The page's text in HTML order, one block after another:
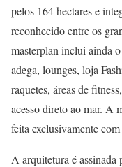
pelos 164 hectares e
reconhecido entre os
masterplan inclui ainda o
adega, lounges, loja
raquetes, áreas de
acesso direto ao mar. A
feita exclusivamente
A arquitetura é